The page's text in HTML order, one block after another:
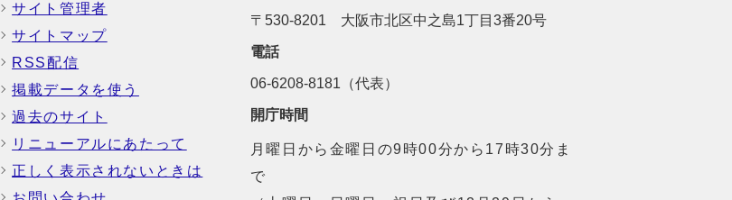
サイト管理者
サイトマップ
RSS配信
掲載データを使う
過去のサイト
リニューアルにあたって
正しく表示されないときは
〒530-8201 大阪市北区中之島1丁目3番20号
電話
06-6208-8181（代表）
開庁時間
月曜日から金曜日の9時00分から17時30分ま
で